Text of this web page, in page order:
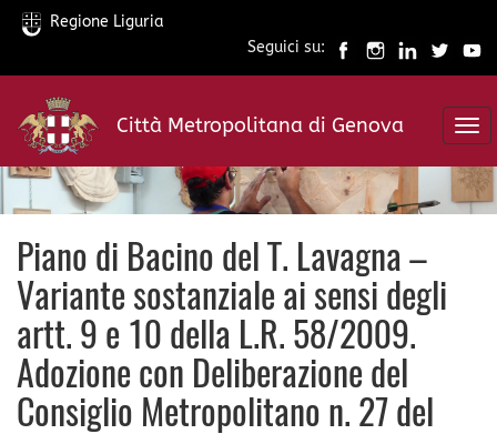
Salta
contenuto
principale
Regione Liguria
Seguici su:
Città Metropolitana di Genova
Piano di Bacino del T. Lavagna –
Variante sostanziale ai sensi degli
artt. 9 e 10 della L.R. 58/2009.
Adozione con Deliberazione del
Consiglio Metropolitano n. 27 del